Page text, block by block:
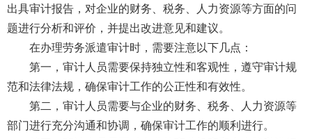
出具审计报告，对企业的财务、税务、人力资源等方面的问
题进行分析和评价，并提出改进意见和建议。
在办理劳务派遣审计时，需要注意以下几点：
第一，审计人员需要保持独立性和客观性，遵守审计规
范和法律法规，确保审计工作的公正性和有效性。
第二，审计人员需要与企业的财务、税务、人力资源等
部门进行充分沟通和协调，确保审计工作的顺利进行。